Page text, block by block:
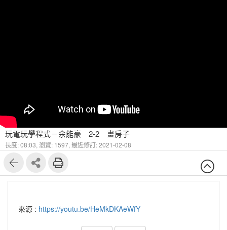
玩電玩學程式－余能豪 2-2 畫房子
長度: 08:03, 瀏覽: 1597, 最近修訂: 2021-02-08
來源 : https://youtu.be/HeMkDKAeWfY